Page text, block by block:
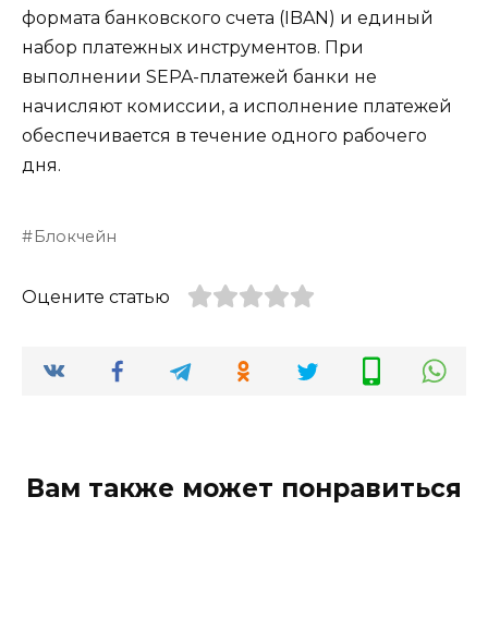
формата банковского счета (IBAN) и единый
набор платежных инструментов. При
выполнении SEPA-платежей банки не
начисляют комиссии, а исполнение платежей
обеспечивается в течение одного рабочего
дня.
Блокчейн
Оцените статью
Вам также может понравиться